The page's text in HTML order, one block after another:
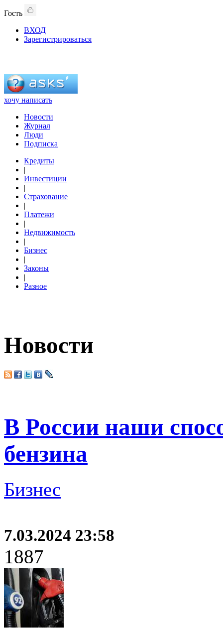
Гость
ВХОД
Зарегистрироваться
хочу написать
Новости
Журнал
Люди
Подписка
Кредиты
|
Инвестиции
|
Страхование
|
Платежи
|
Недвижимость
|
Бизнес
|
Законы
|
Разное
Новости
В России наши
бензина
Бизнес
7.03.2024 23:58
1887